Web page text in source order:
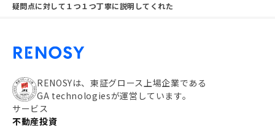
疑問点に対して１つ１つ丁寧に説明してくれた
RENOSYは、東証グロース上場企業である
GA technologiesが運営しています。
サービス
不動産投資